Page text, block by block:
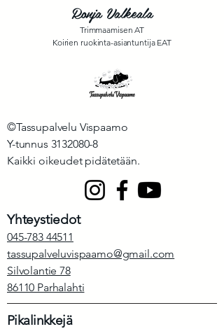
Ronja Valkeala
Trimmaamisen AT
Koirien ruokinta-asiantuntija EAT
©Tassupalvelu Vispaamo
Y-tunnus 3132080-8
Kaikki oikeudet pidätetään.
Yhteystiedot
045-783 44511
tassupalveluvispaamo@gmail.com
Silvolantie 78
86110 Parhalahti
Pikalinkkejä